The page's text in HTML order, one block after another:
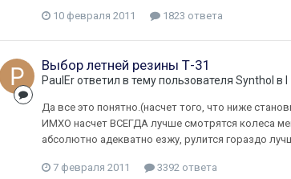
10 февраля 2011 1823 ответа
Выбор летней резины Т-31
PaulErответил в тему пользователя Synthol в
Да все это понятно.(насчет того, что ниже
ИМХО насчет ВСЕГДА лучше смотрятся колеса
абсолютно адекватно езжу, рулится гораздо
7 февраля 2011 3392 ответа